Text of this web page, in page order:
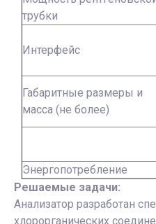
трубки
Интерфейс
Габаритные размеры и
масса (не более)
Энергопотребление
Решаемые задачи:
Анализатор разработан
хлорорганических